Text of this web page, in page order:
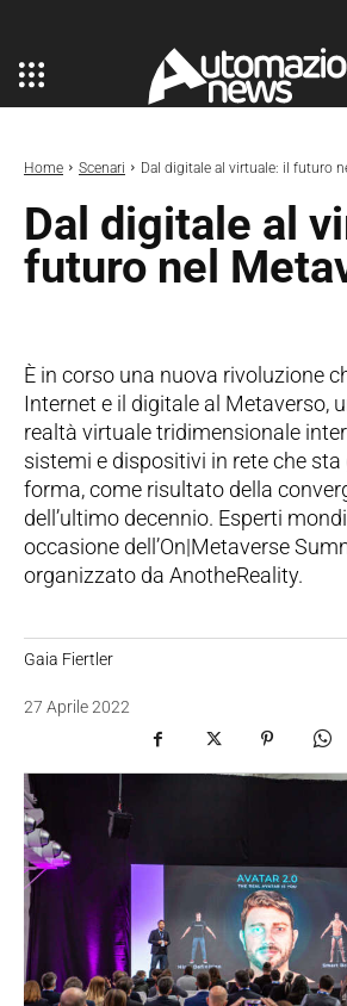
Home Scenari Dal digitale al virtuale: il futuro
Dal digitale al
futuro nel
È in corso una nuova rivoluzione
Internet e il digitale al Metaverso,
realtà virtuale tridimensionale
sistemi e dispositivi in rete che
forma, come risultato della
dell’ultimo decennio. Esperti
occasione dell’On|Metaverse
organizzato da AnotheReality.
Gaia Fiertler
27 Aprile 2022